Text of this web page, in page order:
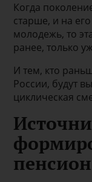
Когда
старше, и на
молодежь, то
ранее, только
И тем, кто
России, будут
циклическая